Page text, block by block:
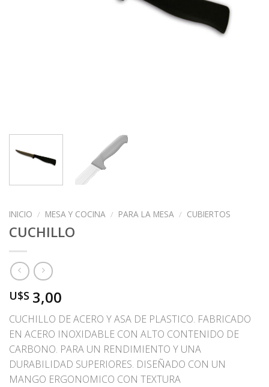
INICIO / MESA Y COCINA / PARA LA MESA / CUBIERTOS
CUCHILLO
U$S 3,00
CUCHILLO DE ACERO Y ASA DE PLASTICO. FABRICADO
EN ACERO INOXIDABLE CON ALTO CONTENIDO DE
CARBONO. PARA UN RENDIMIENTO Y UNA
DURABILIDAD SUPERIORES. DISEÑADO CON UN
MANGO ERGONOMICO CON TEXTURA